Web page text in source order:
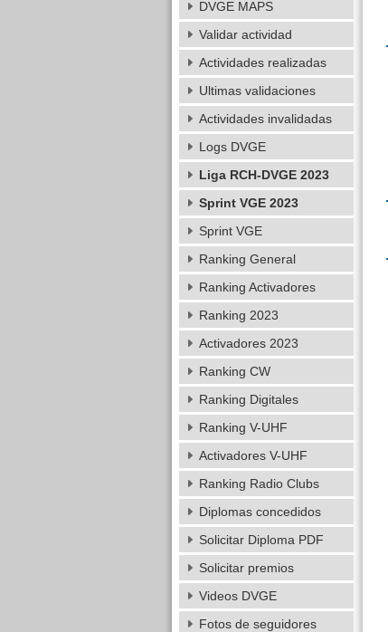
DVGE MAPS
Validar actividad
Actividades realizadas
Ultimas validaciones
Actividades invalidadas
Logs DVGE
Liga RCH-DVGE 2023
Sprint VGE 2023
Sprint VGE
Ranking General
Ranking Activadores
Ranking 2023
Activadores 2023
Ranking CW
Ranking Digitales
Ranking V-UHF
Activadores V-UHF
Ranking Radio Clubs
Diplomas concedidos
Solicitar Diploma PDF
Solicitar premios
Videos DVGE
Fotos de seguidores